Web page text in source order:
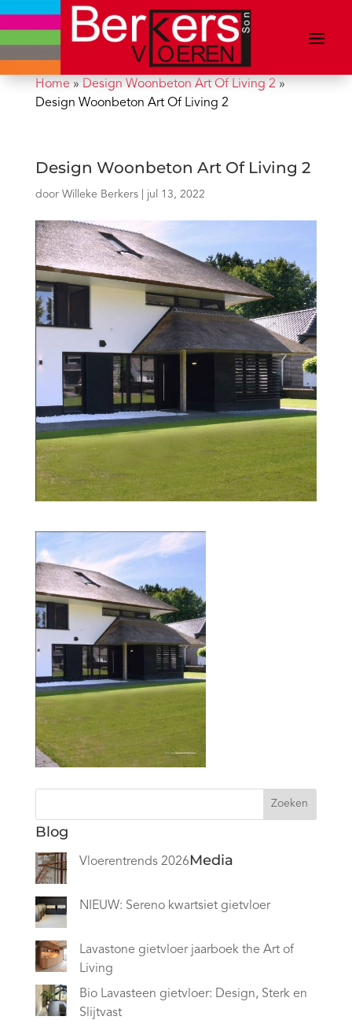
Home» Design Woonbeton Art Of Living 2 »
Design Woonbeton Art Of Living 2
Design Woonbeton Art Of Living 2
door Willeke Berkers| jul 13, 2022
Zoeken
Blog
Vloerentrends 2026
NIEUW: Sereno kwartsiet gietvloer
Lavastone gietvloer jaarboek the Art of
Living
Bio Lavasteen gietvloer: Design, Sterk en
Slijtvast
Media